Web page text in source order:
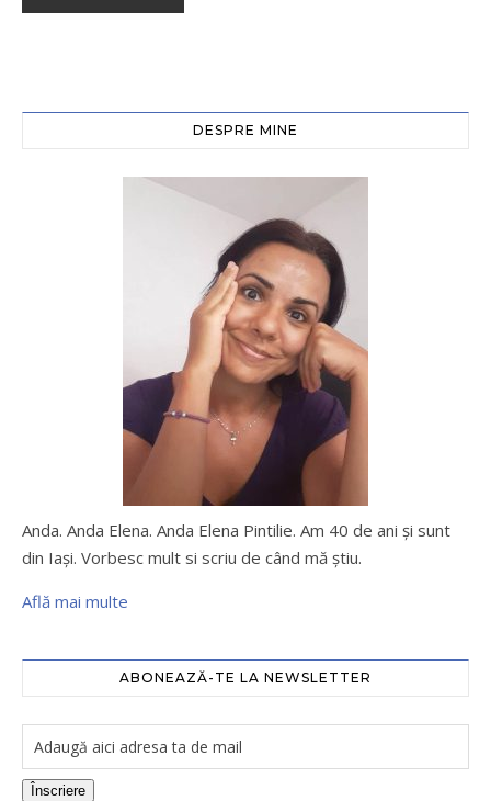
DESPRE MINE
Anda. Anda Elena. Anda Elena Pintilie. Am 40 de ani şi sunt
din Iaşi. Vorbesc mult si scriu de când mă ştiu.
Află mai multe
ABONEAZĂ-TE LA NEWSLETTER
Înscriere